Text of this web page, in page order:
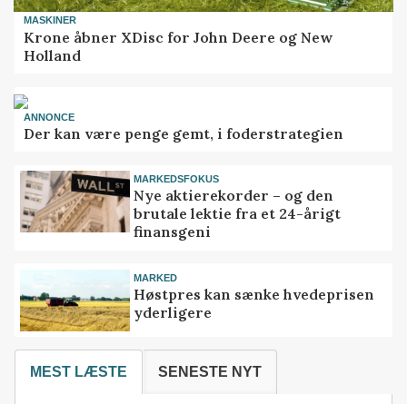
MASKINER
Krone åbner XDisc for John Deere og New
Holland
ANNONCE
Der kan være penge gemt, i foderstrategien
MARKEDSFOKUS
Nye aktierekorder – og den
brutale lektie fra et 24-årigt
finansgeni
MARKED
Høstpres kan sænke hvedeprisen
yderligere
MEST LÆSTE SENESTE NYT